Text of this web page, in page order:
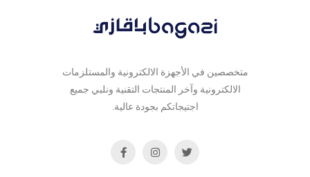
متخصصين في الأجهزة الالكترونية والمستلزمات
الالكترونية وآخر المنتجات التقنية ونلبي جميع
اجتيجاتكم بجودة عالية.